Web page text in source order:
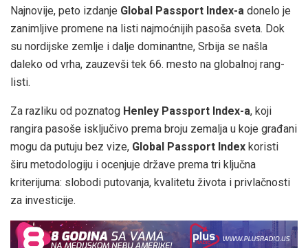
Najnovije, peto izdanje Global Passport Index-a donelo je
zanimljive promene na listi najmoćnijih pasoša sveta. Dok
su nordijske zemlje i dalje dominantne, Srbija se našla
daleko od vrha, zauzevši tek 66. mesto na globalnoj rang-
listi.
Za razliku od poznatog Henley Passport Index-a, koji
rangira pasoše isključivo prema broju zemalja u koje građani
mogu da putuju bez vize, Global Passport Index koristi
širu metodologiju i ocenjuje države prema tri ključna
kriterijuma: slobodi putovanja, kvalitetu života i privlačnosti
za investicije.